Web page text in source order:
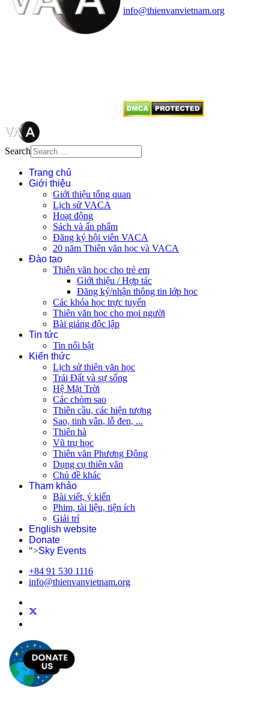
info@thienvanvietnam.org
Search
Trang chủ
Giới thiệu
Giới thiệu tổng quan
Lịch sử VACA
Hoạt động
Sách và ấn phẩm
Đăng ký hội viên VACA
20 năm Thiên văn học và VACA
Đào tạo
Thiên văn học cho trẻ em
Giới thiệu / Hợp tác
Đăng ký/nhận thông tin lớp học
Các khóa học trực tuyến
Thiên văn học cho mọi người
Bài giảng độc lập
Tin tức
Tin nổi bật
Kiến thức
Lịch sử thiên văn học
Trái Đất và sự sống
Hệ Mặt Trời
Các chòm sao
Thiên cầu, các hiện tượng
Sao, tinh vân, lỗ đen, ...
Thiên hà
Vũ trụ học
Thiên văn Phương Đông
Dụng cụ thiên văn
Chủ đề khác
Tham khảo
Bài viết, ý kiến
Phim, tài liệu, tiện ích
Giải trí
English website
Donate
">Sky Events
+84 91 530 1116
info@thienvanvietnam.org